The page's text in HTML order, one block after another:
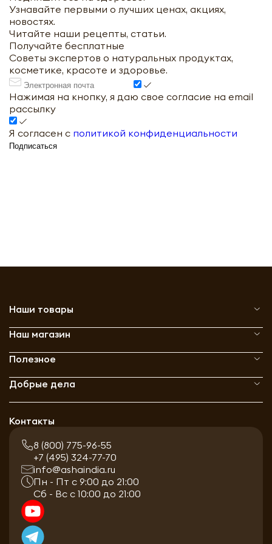
Узнавайте первыми о лучших ценах, акциях,
новостях.
Читайте наши рецепты, статьи.
Получайте бесплатные
Советы экспертов о натуральных продуктах,
косметике, красоте и здоровье.
Нажимая на кнопку, я даю свое согласие на email
рассылку
Я согласен с политикой конфиденциальности
Подписаться
Наши товары
Наш магазин
Полезное
Добрые дела
Контакты
8 (800) 775-96-55
+7 (495) 324-77-70
info@ashaindia.ru
Пн - Пт с 9:00 до 21:00
Сб - Вс с 10:00 до 21:00